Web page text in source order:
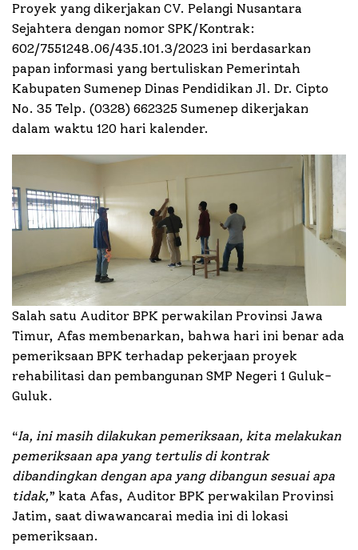
Proyek yang dikerjakan CV. Pelangi Nusantara
Sejahtera dengan nomor SPK/Kontrak:
602/7551248.06/435.101.3/2023 ini berdasarkan
papan informasi yang bertuliskan Pemerintah
Kabupaten Sumenep Dinas Pendidikan Jl. Dr. Cipto
No. 35 Telp. (0328) 662325 Sumenep dikerjakan
dalam waktu 120 hari kalender.
Salah satu Auditor BPK perwakilan Provinsi Jawa
Timur, Afas membenarkan, bahwa hari ini benar ada
pemeriksaan BPK terhadap pekerjaan proyek
rehabilitasi dan pembangunan SMP Negeri 1 Guluk-
Guluk.
“Ia, ini masih dilakukan pemeriksaan, kita melakukan
pemeriksaan apa yang tertulis di kontrak
dibandingkan dengan apa yang dibangun sesuai apa
tidak,” kata Afas, Auditor BPK perwakilan Provinsi
Jatim, saat diwawancarai media ini di lokasi
pemeriksaan.